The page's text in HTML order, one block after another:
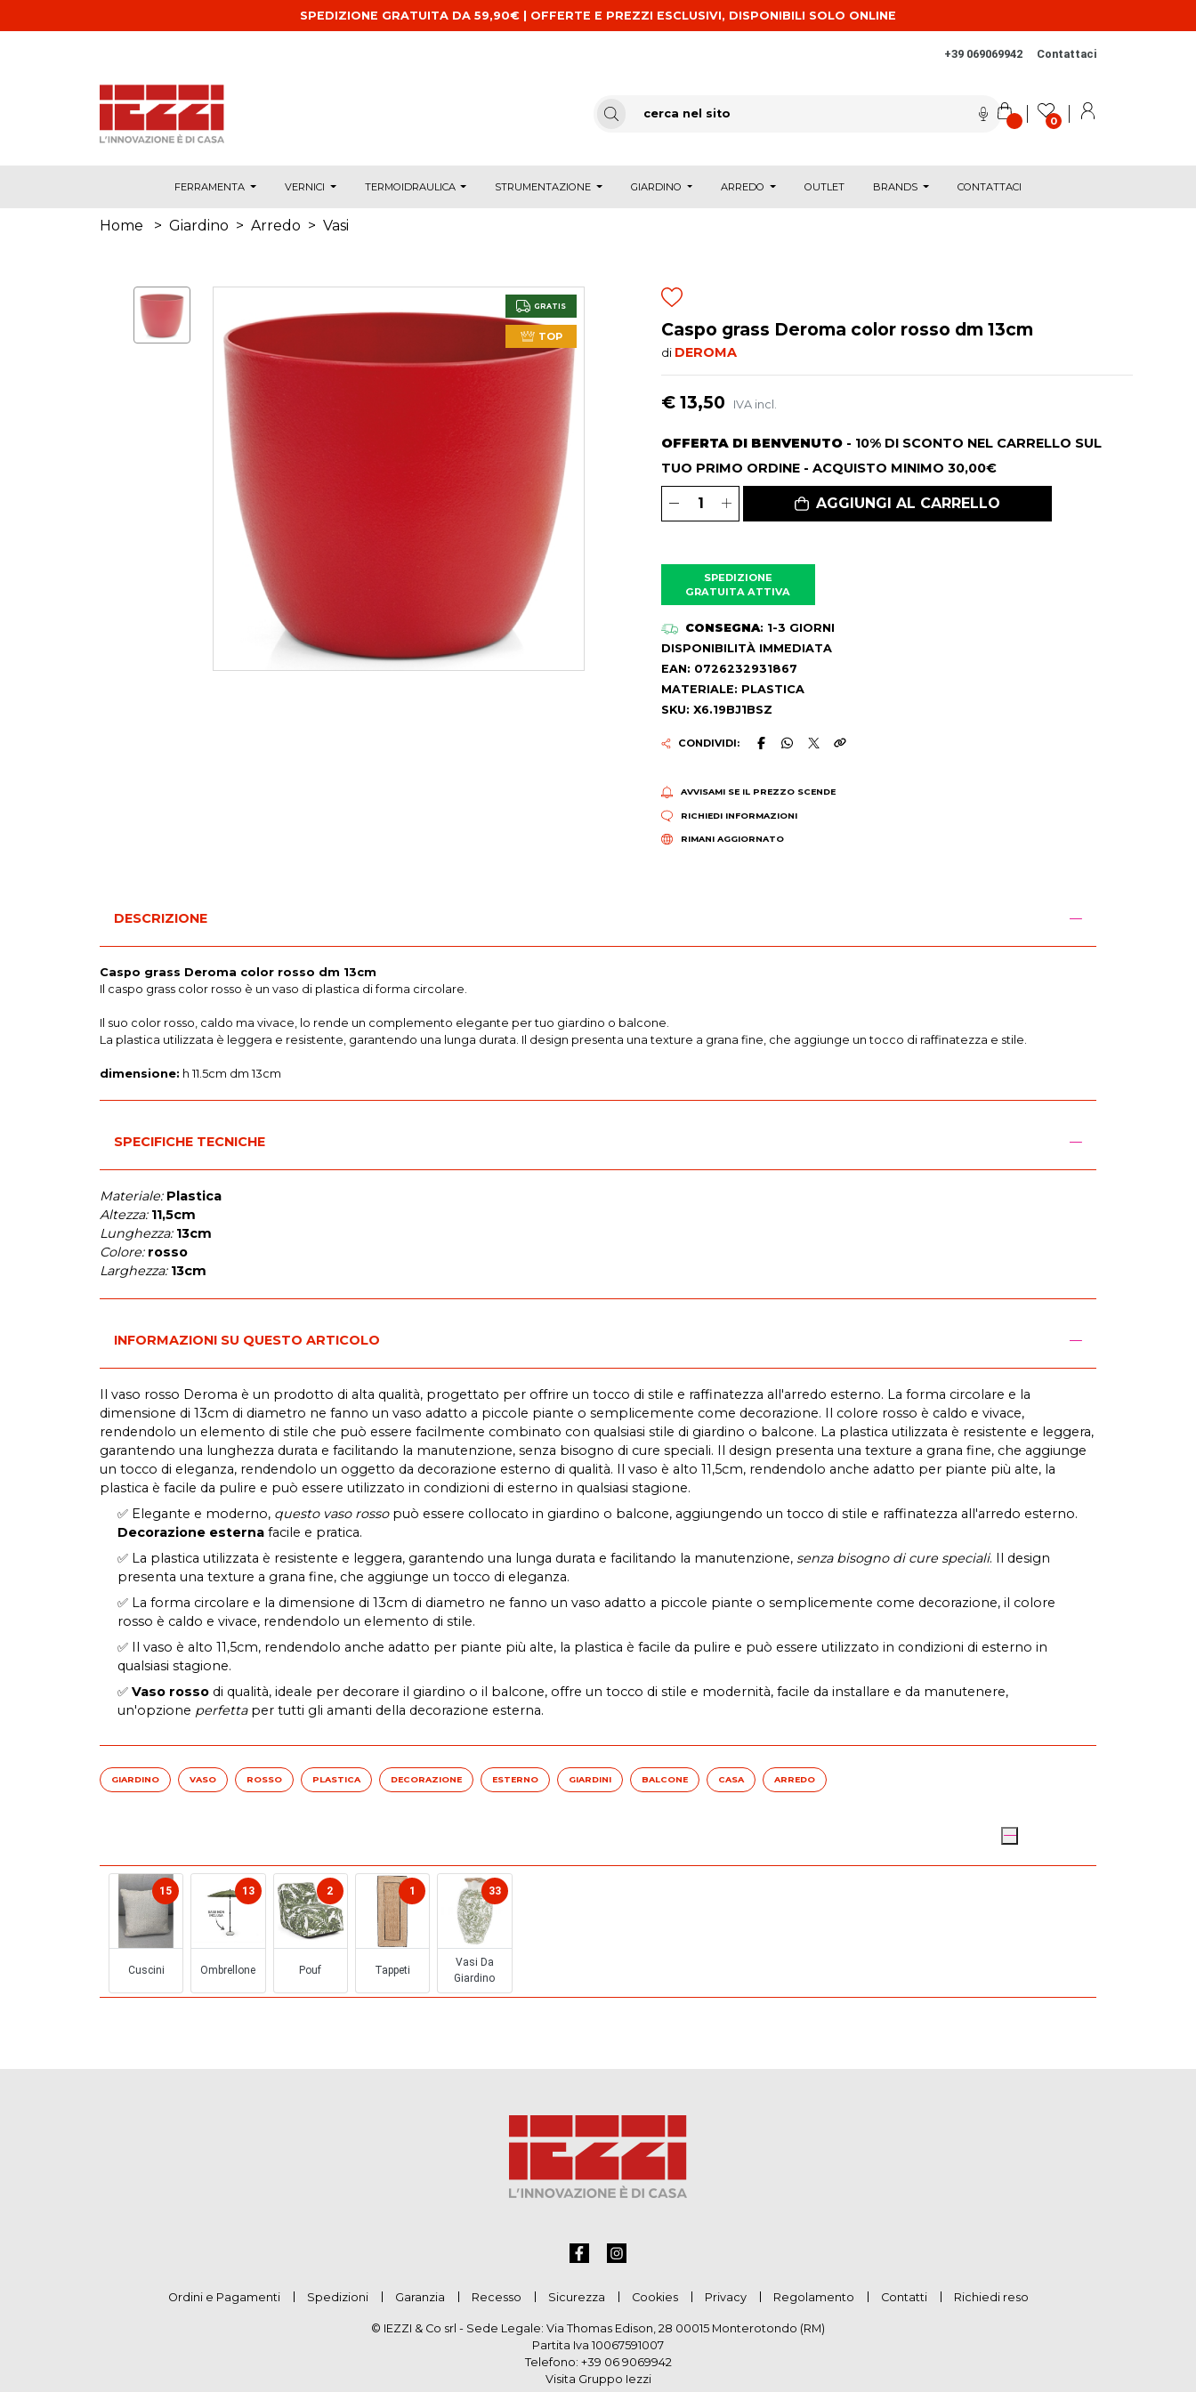
SPEDIZIONE GRATUITA DA 59,90€ | OFFERTE E PREZZI ESCLUSIVI, DISPONIBILI SOLO ONLINE
+39 069069942 Contattaci
0
FERRAMENTA VERNICI TERMOIDRAULICA STRUMENTAZIONE GIARDINO ARREDO OUTLET BRANDS CONTATTACI
Home > Giardino > Arredo > Vasi
GRATIS
TOP Caspo grass Deroma color rosso dm 13cm
di DEROMA
€ 13,50 IVA incl.
OFFERTA DI BENVENUTO - 10% DI SCONTO NEL CARRELLO SUL
TUO PRIMO ORDINE - ACQUISTO MINIMO 30,00€
AGGIUNGI AL CARRELLO
SPEDIZIONE
GRATUITA ATTIVA
CONSEGNA: 1-3 GIORNI
DISPONIBILITÀ IMMEDIATA
EAN: 0726232931867
MATERIALE: PLASTICA
SKU: X6.19BJ1BSZ
CONDIVIDI:
AVVISAMI SE IL PREZZO SCENDE
RICHIEDI INFORMAZIONI
RIMANI AGGIORNATO
DESCRIZIONE
Caspo grass Deroma color rosso dm 13cm
Il caspo grass color rosso è un vaso di plastica di forma circolare.
Il suo color rosso, caldo ma vivace, lo rende un complemento elegante per tuo giardino o balcone.
La plastica utilizzata è leggera e resistente, garantendo una lunga durata. Il design presenta una texture a grana fine, che aggiunge un tocco di raffinatezza e stile.
dimensione: h 11.5cm dm 13cm
SPECIFICHE TECNICHE
Materiale: Plastica
Altezza: 11,5cm
Lunghezza: 13cm
Colore: rosso
Larghezza: 13cm
INFORMAZIONI SU QUESTO ARTICOLO
Il vaso rosso Deroma è un prodotto di alta qualità, progettato per offrire un tocco di stile e raffinatezza all'arredo esterno. La forma circolare e la
dimensione di 13cm di diametro ne fanno un vaso adatto a piccole piante o semplicemente come decorazione. Il colore rosso è caldo e vivace,
rendendolo un elemento di stile che può essere facilmente combinato con qualsiasi stile di giardino o balcone. La plastica utilizzata è resistente e leggera,
garantendo una lunghezza durata e facilitando la manutenzione, senza bisogno di cure speciali. Il design presenta una texture a grana fine, che aggiunge
un tocco di eleganza, rendendolo un oggetto da decorazione esterno di qualità. Il vaso è alto 11,5cm, rendendolo anche adatto per piante più alte, la
plastica è facile da pulire e può essere utilizzato in condizioni di esterno in qualsiasi stagione.
✅ Elegante e moderno, questo vaso rossopuò essere collocato in giardino o balcone, aggiungendo un tocco di stile e raffinatezza all'arredo esterno.
Decorazione esterna facile e pratica.
✅ La plastica utilizzata è resistente e leggera, garantendo una lunga durata e facilitando la manutenzione, senza bisogno di cure speciali. Il design
presenta una texture a grana fine, che aggiunge un tocco di eleganza.
✅ La forma circolare e la dimensione di 13cm di diametro ne fanno un vaso adatto a piccole piante o semplicemente come decorazione, il colore
rosso è caldo e vivace, rendendolo un elemento di stile.
✅ Il vaso è alto 11,5cm, rendendolo anche adatto per piante più alte, la plastica è facile da pulire e può essere utilizzato in condizioni di esterno in
qualsiasi stagione.
✅ Vaso rosso di qualità, ideale per decorare il giardino o il balcone, offre un tocco di stile e modernità, facile da installare e da manutenere,
un'opzione perfettaper tutti gli amanti della decorazione esterna.
GIARDINO VASO ROSSO PLASTICA DECORAZIONE ESTERNO GIARDINI BALCONE CASA ARREDO
Cuscini
15
Ombrellone
13
Pouf
2
Tappeti
1
Vasi Da
Giardino
33
Ordini e Pagamenti Spedizioni Garanzia Recesso Sicurezza Cookies Privacy Regolamento Contatti Richiedi reso
© IEZZI & Co srl - Sede Legale: Via Thomas Edison, 28 00015 Monterotondo (RM)
Partita Iva 10067591007
Telefono: +39 06 9069942
Visita Gruppo Iezzi